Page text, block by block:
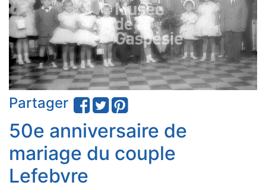
Partager
50e anniversaire de
mariage du couple
Lefebvre